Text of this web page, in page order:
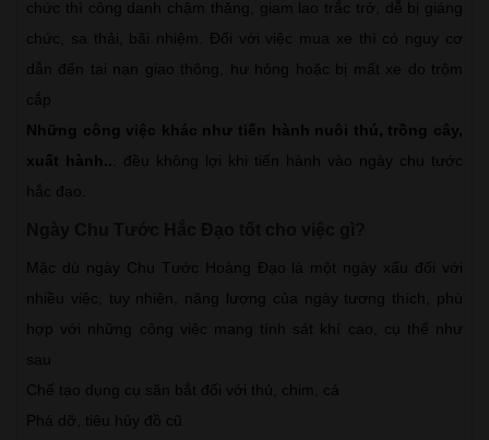
chức thì công danh chậm thăng, giam lao trắc trở, dễ bị giáng
chức, sa thải, bãi nhiệm. Đối với việc mua xe thì có nguy cơ
dẫn đến tai nạn giao thông, hư hỏng hoặc bị mất xe do trộm
cắp
Những công việc khác như tiến hành nuôi thú, trồng cây,
xuất hành..
. đều không lợi khi tiến hành vào ngày chu tước
hắc đạo.
Mặc dù ngày Chu Tước Hoàng Đạo là một ngày xấu đối với
nhiều việc, tuy nhiên, năng lượng của ngày tương thích, phù
hợp với những công việc mang tính sát khí cao, cụ thể như
sau
Chế tạo dụng cụ săn bắt đối với thú, chim, cá
Phá dỡ, tiêu hủy đồ cũ